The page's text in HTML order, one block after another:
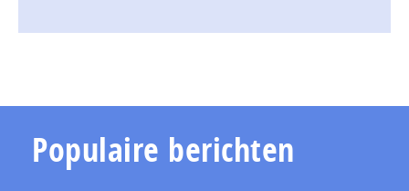
Populaire berichten